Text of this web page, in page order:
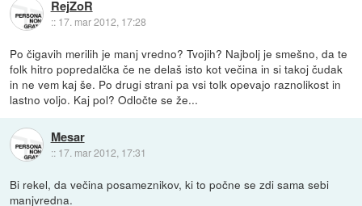
RejZoR
:: 17. mar 2012, 17:28
Po čigavih merilih je manj vredno? Tvojih? Najbolj je smešno, da te
folk hitro popredalčka če ne delaš isto kot večina in si takoj čudak
in ne vem kaj še. Po drugi strani pa vsi tolk opevajo raznolikost in
lastno voljo. Kaj pol? Odločte se že...
Mesar
:: 17. mar 2012, 17:31
Bi rekel, da večina posameznikov, ki to počne se zdi sama sebi
manjvredna.